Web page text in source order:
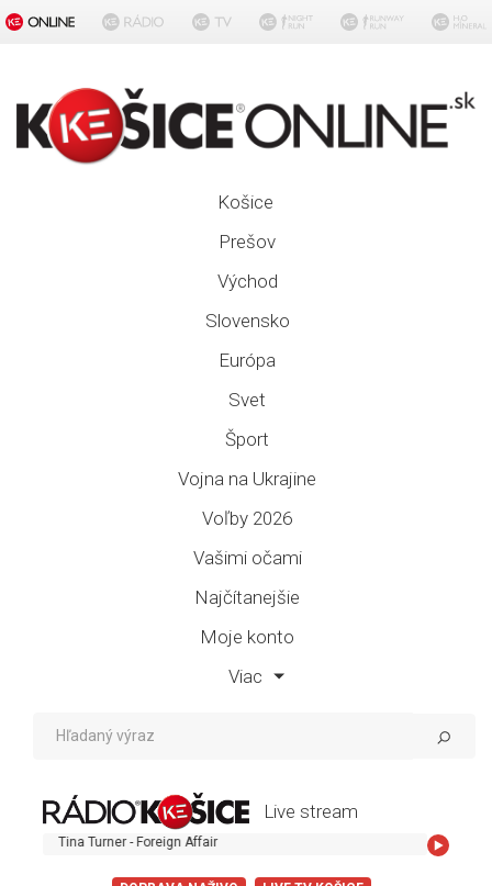
Košice
Prešov
Východ
Slovensko
Európa
Svet
Šport
Vojna na Ukrajine
Voľby 2026
Vašimi očami
Najčítanejšie
Moje konto
Viac
Live stream
Turner - Foreign Affair